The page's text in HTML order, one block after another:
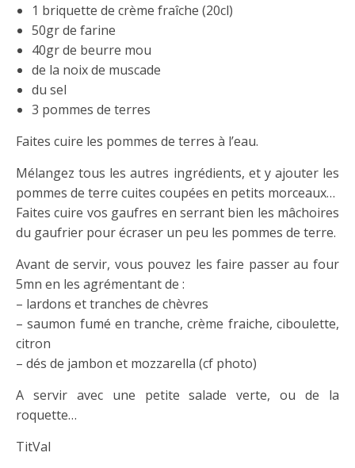
1 briquette de crème fraîche (20cl)
50gr de farine
40gr de beurre mou
de la noix de muscade
du sel
3 pommes de terres
Faites cuire les pommes de terres à l’eau.
Mélangez tous les autres ingrédients, et y ajouter les
pommes de terre cuites coupées en petits morceaux…
Faites cuire vos gaufres en serrant bien les mâchoires
du gaufrier pour écraser un peu les pommes de terre.
Avant de servir, vous pouvez les faire passer au four
5mn en les agrémentant de :
– lardons et tranches de chèvres
– saumon fumé en tranche, crème fraiche, ciboulette,
citron
– dés de jambon et mozzarella (cf photo)
A servir avec une petite salade verte, ou de la
roquette…
TitVal